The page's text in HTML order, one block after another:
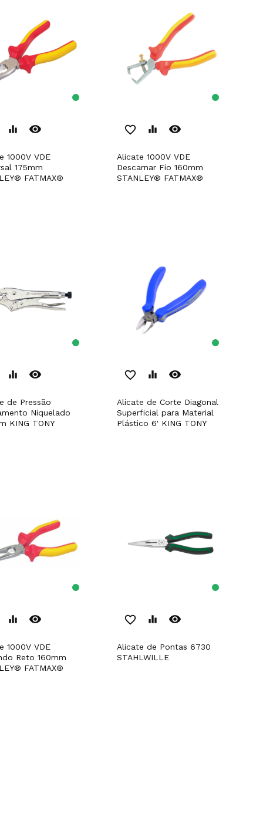
equalizer remove_red_eye
175mm
FATMAX®
favorite_border equalizer remove_red_eye
Alicate 1000V VDE
Descarnar Fio 160mm
STANLEY® FATMAX®
equalizer remove_red_eye
Niquelado
KING TONY
favorite_border equalizer remove_red_eye
Alicate de Corte Diagonal
Superficial para Material
Plástico 6' KING TONY
equalizer remove_red_eye
Reto 160mm
FATMAX®
favorite_border equalizer remove_red_eye
Alicate de Pontas 6730
STAHLWILLE